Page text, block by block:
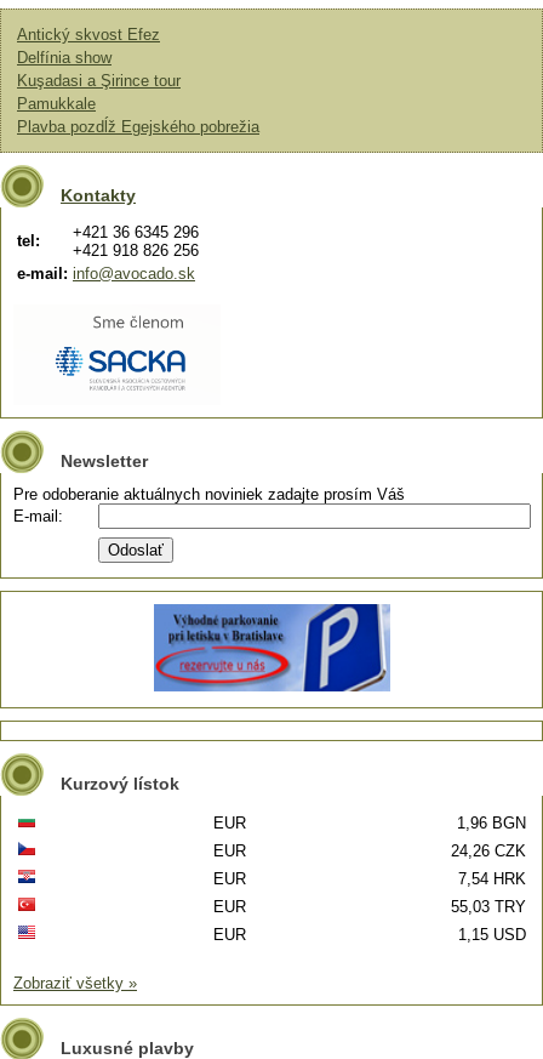
Antický skvost Efez
Delfínia show
Kuşadasi a Şirince tour
Pamukkale
Plavba pozdĺž Egejského pobrežia
Kontakty
tel:
+421 36 6345 296
+421 918 826 256
e-mail: info@avocado.sk
Newsletter
Pre odoberanie aktuálnych noviniek zadajte prosím Váš
E-mail:
Kurzový lístok
EUR
1,96 BGN
EUR
24,26 CZK
EUR
7,54 HRK
EUR
55,03 TRY
EUR
1,15 USD
Zobraziť všetky »
Luxusné plavby